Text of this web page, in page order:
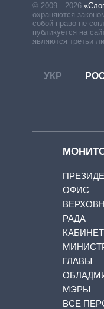
© 2009—2026
охраняются
собой право не
публикуется на
являются третьи
УКР
ОФИС
РАДА
КАБИНЕТ
ГЛАВЫ
МЭРЫ
ВСЕ